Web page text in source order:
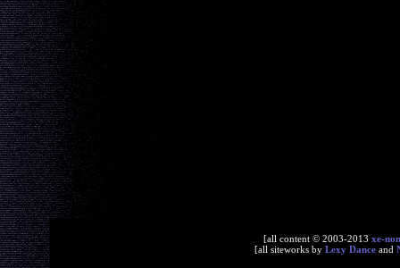
[all content © 2003-2013 xe-
[all siteworks by Lexy Dance and